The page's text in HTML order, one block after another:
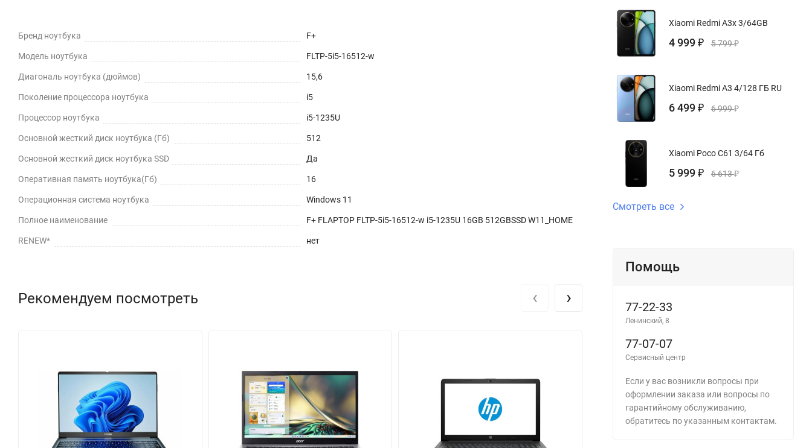
Бренд ноутбука F+
Модель ноутбука FLTP-5i5-16512-w
Диагональ ноутбука (дюймов) 15,6
Поколение процессора ноутбука i5
Процессор ноутбука i5-1235U
Основной жесткий диск ноутбука (Гб) 512
Основной жесткий диск ноутбука SSD Да
Оперативная память ноутбука(Гб) 16
Операционная система ноутбука Windows 11
Полное наименование F+ FLAPTOP FLTP-5i5-16512-w i5-1235U 16GB 512GBSSD W11_HOME
RENEW* нет
Рекомендуем посмотреть ‹ ›
Xiaomi Redmi A3x 3/64GB
4 999 ₽ 5 799₽
Xiaomi Redmi A3 4/128 ГБ RU
6 499 ₽ 6 999₽
Xiaomi Poco C61 3/64 Гб
5 999 ₽ 6 613₽
Смотреть все
Помощь
77-22-33
Ленинский, 8
77-07-07
Сервисный центр
Если у вас возникли вопросы при
оформлении заказа или вопросы по
гарантийному обслуживанию,
обратитесь по указанным контактам.